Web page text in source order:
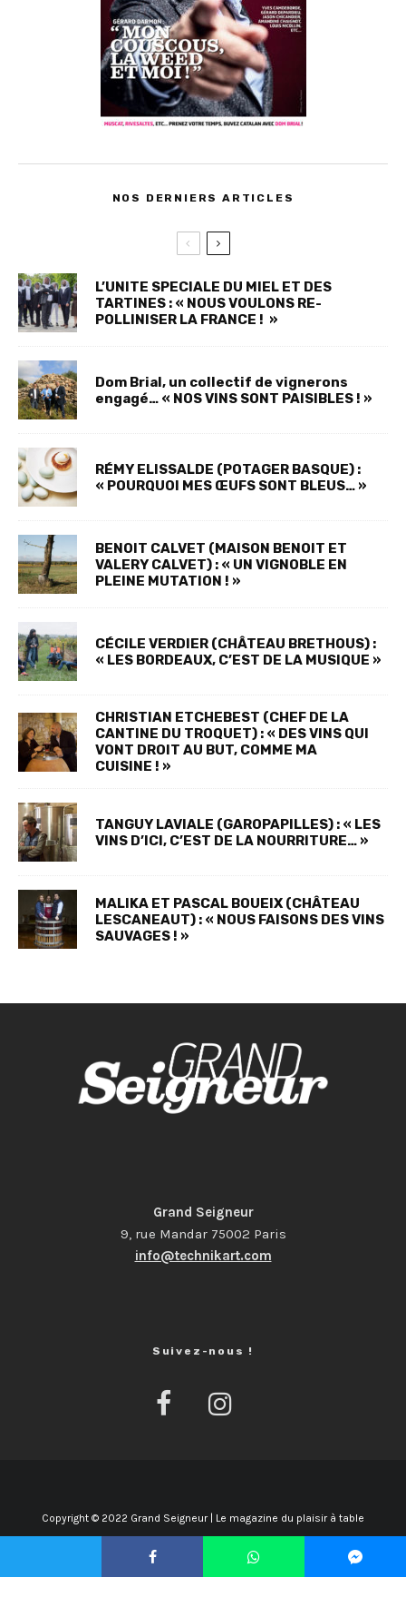
NOS DERNIERS ARTICLES
L’UNITE SPECIALE DU MIEL ET DES
TARTINES : « NOUS VOULONS RE-
POLLINISER LA FRANCE ! »
Dom Brial, un collectif de vignerons
engagé… « NOS VINS SONT PAISIBLES ! »
RÉMY ELISSALDE (POTAGER BASQUE) :
« POURQUOI MES ŒUFS SONT BLEUS… »
BENOIT CALVET (MAISON BENOIT ET
VALERY CALVET) : « UN VIGNOBLE EN
PLEINE MUTATION ! »
CÉCILE VERDIER (CHÂTEAU BRETHOUS) :
« LES BORDEAUX, C’EST DE LA MUSIQUE »
CHRISTIAN ETCHEBEST (CHEF DE LA
CANTINE DU TROQUET) : « DES VINS QUI
VONT DROIT AU BUT, COMME MA
CUISINE ! »
TANGUY LAVIALE (GAROPAPILLES) : « LES
VINS D’ICI, C’EST DE LA NOURRITURE… »
MALIKA ET PASCAL BOUEIX (CHÂTEAU
LESCANEAUT) : « NOUS FAISONS DES VINS
SAUVAGES ! »
Grand Seigneur
9, rue Mandar 75002 Paris
info@technikart.com
Suivez-nous !
Copyright © 2022 Grand Seigneur | Le magazine du plaisir à table